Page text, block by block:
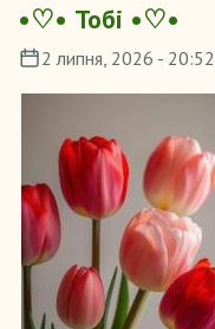
•♡• Тобі •♡•
2 липня, 2026 - 20:52